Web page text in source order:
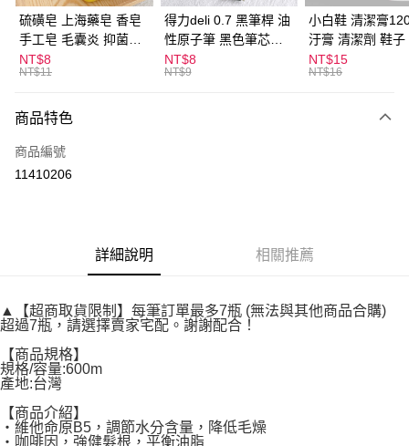
悠遊付
ATM付款
全家取貨付款
每筆NT$60，滿NT$599(含以上)免運費
付款後全家取貨
每筆NT$60，滿NT$599(含以上)免運費
每筆NT$60，滿NT$599(含以上)免運費
宅配
每筆NT$120，滿NT$1,999(含以上)免運費
硫磺皂 上海藥皂 香皂
手工皂 毛囊炎 抑菌除
蟎 清潔護膚 去油去痘
寵物皮膚病 狗狗貓咪
NT$8
NT$11
得力deli 0.7 黑筆桿 油
性原子筆 黑色筆芯
S304
NT$8
NT$9
小白鞋 清潔膏
汙膏 清潔劑 鞋子
漬 白皮鞋 鞋油
NT$15
NT$16
商品特色
商品編號
11410206
詳細說明 相關推薦
▲【超商取貨限制】每筆訂單最多7瓶 (無法與其他商品合購)
超過7瓶，請選擇賣家宅配。謝謝配合！
【商品規格】
規格/容量:600m
產地:台灣
【商品介紹】
‧維他命原B5，調節水分含量，降低毛燥
‧咖啡因，強健髮根，平衡油脂